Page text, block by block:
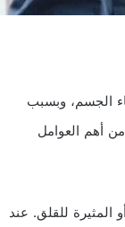
الجسم، وبسبب
أهم العوامل
للقلق. عند